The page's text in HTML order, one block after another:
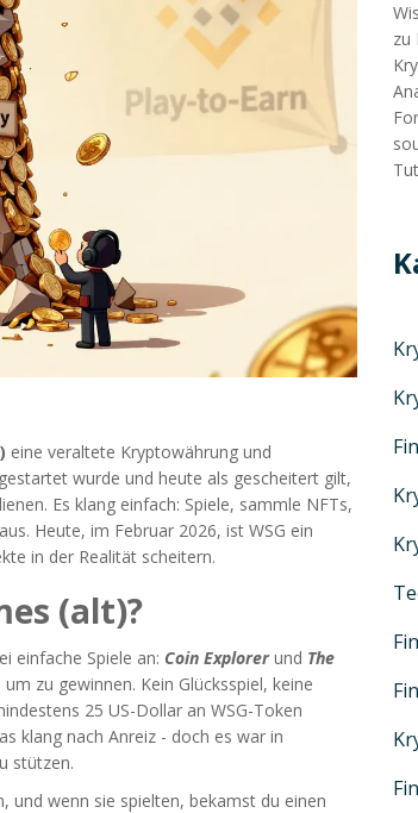
eine veraltete Kryptowährung und
wurde und heute als gescheitert gilt,
Es klang einfach: Spiele, sammle NFTs,
Heute, im Februar 2026, ist WSG ein
in der Realität scheitern.
(alt)?
einfache Spiele an: Coin Explorerund The
zu gewinnen. Kein Glücksspiel, keine
25 US-Dollar an WSG-Token
klang nach Anreiz - doch es war in
stützen.
und wenn sie spielten, bekamst du einen
zu